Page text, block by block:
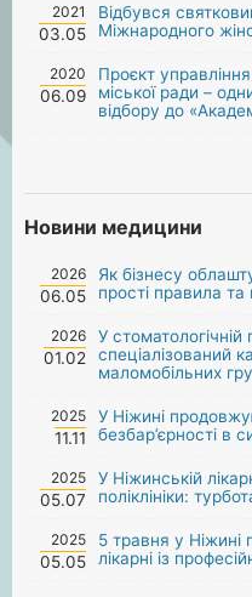
2021
03.05
Відбувся
Міжнародного
2020
06.09
Проєкт
міської ради –
відбору до
Новини медицини
2026
06.05
Як бізнесу
прості правила
2026
01.02
У стоматологічній
спеціалізований
маломобільних
2025
11.11
У Ніжині
безбар’єрності в
2025
05.07
У Ніжинській
поліклініки:
2025
05.05
5 травня у Ніжині
лікарні із